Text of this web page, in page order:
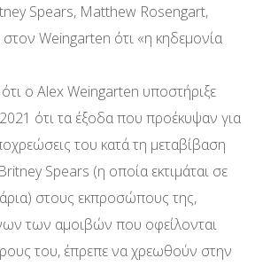
Spears, Matthew Rosengart,
Weingarten ότι «η κηδεμονία
ο Alex Weingarten υποστήριξε
ότι τα έξοδα που προέκυψαν για
του κατά τη μεταβίβαση
Spears (η οποία εκτιμάται σε
στους εκπροσώπους της,
των αμοιβών που οφείλονται
του, έπρεπε να χρεωθούν στην